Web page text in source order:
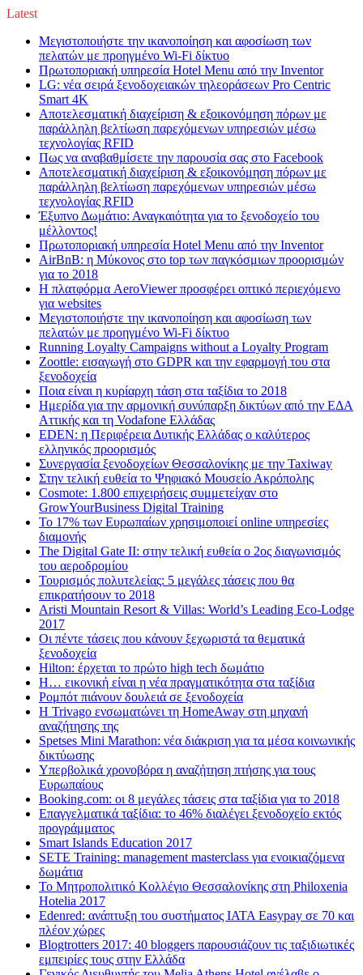
Latest
Μεγιστοποιήστε την ικανοποίηση και αφοσίωση των
πελατών με προηγμένο Wi-Fi δίκτυο
Πρωτοποριακή υπηρεσία Hotel Menu από την Inventor
LG: νέα σειρά ξενοδοχειακών τηλεοράσεων Pro Centric
Smart 4K
Αποτελεσματική διαχείριση & εξοικονόμηση πόρων με
παράλληλη βελτίωση παρεχόμενων υπηρεσιών μέσω
τεχνολογίας RFID
Πως να αναβαθμίσετε την παρουσία σας στο Facebook
Αποτελεσματική διαχείριση & εξοικονόμηση πόρων με
παράλληλη βελτίωση παρεχόμενων υπηρεσιών μέσω
τεχνολογίας RFID
Έξυπνο Δωμάτιο: Αναγκαιότητα για το ξενοδοχείο του
μέλλοντος!
Πρωτοποριακή υπηρεσία Hotel Menu από την Inventor
AirBnB: η Μύκονος στο top των παγκόσμιων προορισμών
για το 2018
Η πλατφόρμα AeroViewer προσφέρει οπτικό περιεχόμενο
για websites
Μεγιστοποιήστε την ικανοποίηση και αφοσίωση των
πελατών με προηγμένο Wi-Fi δίκτυο
Running Loyalty Campaigns without a Loyalty Program
Zoottle: εισαγωγή στο GDPR και την εφαρμογή του στα
ξενοδοχεία
Ποια είναι η κυρίαρχη τάση στα ταξίδια το 2018
Ημερίδα για την αρμονική συνύπαρξη δικτύων από την ΕΔΑ
Αττικής και τη Vodafone Ελλάδας
EDEN: η Περιφέρεια Δυτικής Ελλάδας ο καλύτερος
ελληνικός προορισμός
Συνεργασία ξενοδοχείων Θεσσαλονίκης με την Taxiway
Στην τελική ευθεία το Ψηφιακό Μουσείο Ακρόπολης
Cosmote: 1.800 επιχειρήσεις συμμετείχαν στο
GrowYourBusiness Digital Training
Το 17% των Ευρωπαίων χρησιμοποιεί online υπηρεσίες
διαμονής
The Digital Gate II: στην τελική ευθεία ο 2ος διαγωνισμός
του αεροδρομίου
Τουρισμός πολυτελείας: 5 μεγάλες τάσεις που θα
επικρατήσουν το 2018
Aristi Mountain Resort & Villas: World’s Leading Eco-Lodge
2017
Οι πέντε τάσεις που κάνουν ξεχωριστά τα θεματικά
ξενοδοχεία
Hilton: έρχεται τo πρώτο high tech δωμάτιο
Η… εικονική είναι η νέα πραγματικότητα στα ταξίδια
Ρομπότ πιάνουν δουλειά σε ξενοδοχεία
Η Trivago ενσωματώνει τη HomeAway στη μηχανή
αναζήτησης της
Spetses Mini Marathon: νέα διάκριση για τα μέσα κοινωνικής
δικτύωσης
Υπερβολικά χρονοβόρα η αναζήτηση πτήσης για τους
Ευρωπαίους
Booking.com: οι 8 μεγάλες τάσεις στα ταξίδια για το 2018
Επαγγελματικά ταξίδια: το 46% διαλέγει ξενοδοχείο εκτός
προγράμματος
Smart Islands Education 2017
SETE Training: management masterclass για ενοικιαζόμενα
δωμάτια
Το Μητροπολιτικό Κολλέγιο Θεσσαλονίκης στη Philoxenia
Hotelia 2017
Edenred: ανάπτυξη του συστήματος IATA Easypay σε 70 και
πλέον χώρες
Blogtrotters 2017: 40 bloggers παρουσιάζουν τις ταξιδιωτικές
εμπειρίες τους στην Ελλάδα